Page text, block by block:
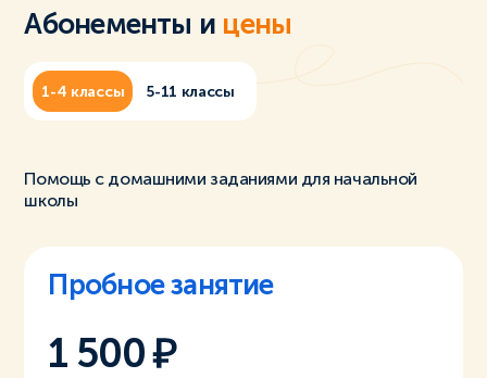
Абонементы и цены
1-4 классы 5-11 классы
Помощь с домашними заданиями для начальной
школы
Пробное занятие
1 500